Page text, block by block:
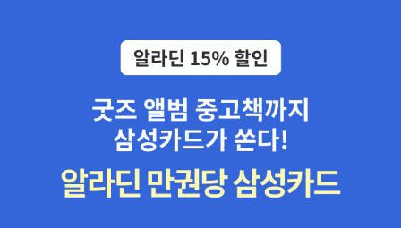
는 인간], <1-1>), '문법-수사학-변증술'의 3과 및 '산술-음악-기하
학-천문학'의 4과로 구성된 중세 대학의 학부로서 '자유 학예'(같은
책, <1-2>)를 둘러본 후 '철학-신학-법학'과 '의학' 등을 전공한 박사
들의 귀족화를 논증한다. 중세의 필경사와 15세기 구텐베르크의 인쇄
술 혁명 후 유통이 점차로 늘고 비싸던 가격이 다소 낮아진 '식
자'의 표상으로서 '책'(같은책, <1-3>)에 관한 내용이 자연스레 뒤따
른다. 중세 후기 '식자'들의 특징으로서 책이 사치품이던 당시로서